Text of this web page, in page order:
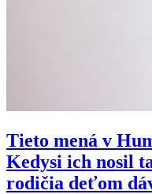
Tieto mená v
Kedysi ich nosil
rodičia deťom